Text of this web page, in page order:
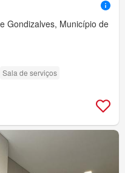
Gondizalves, Município de
Sala de serviços